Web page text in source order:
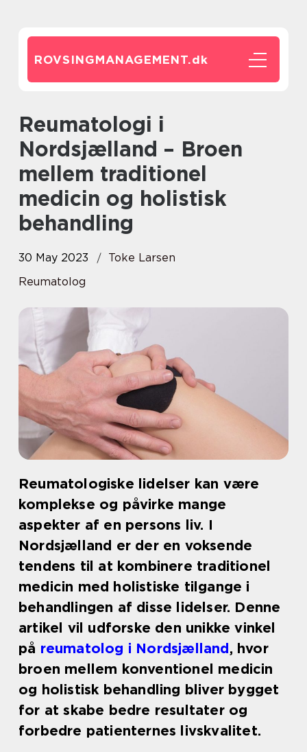
ROVSINGMANAGEMENT.dk
Reumatologi i
Nordsjælland – Broen
mellem traditionel
medicin og holistisk
behandling
30 May 2023
Toke Larsen
Reumatolog
Reumatologiske lidelser kan være
komplekse og påvirke mange
aspekter af en persons liv. I
Nordsjælland er der en voksende
tendens til at kombinere traditionel
medicin med holistiske tilgange i
behandlingen af disse lidelser. Denne
artikel vil udforske den unikke vinkel
på reumatolog i Nordsjælland, hvor
broen mellem konventionel medicin
og holistisk behandling bliver bygget
for at skabe bedre resultater og
forbedre patienternes livskvalitet.